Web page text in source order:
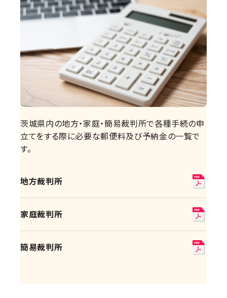
茨城県内の地方・家庭・簡易裁判所で各種手続の申
立てをする際に必要な郵便料及び予納金の一覧で
す。
地方裁判所
家庭裁判所
簡易裁判所